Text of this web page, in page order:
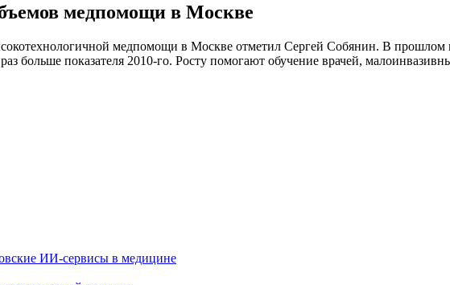
медпомощи в Москве
медпомощи в Москве отметил Сергей Собянин. В
больше показателя 2010-го. Росту помогают обучение врачей,
ИИ-сервисы в медицине